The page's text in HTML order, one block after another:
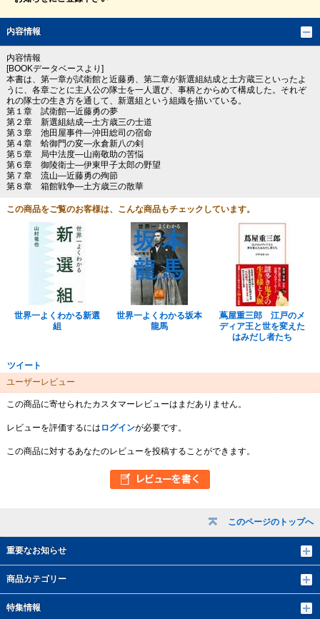
このページのトップへ
重要なお知らせ
商品カテゴリー
特集情報
内容情報
内容情報
[BOOKデータベースより]
本書は、第一章が試衛館と近藤勇、第二章が新選組結成と土方蔵三といったよ
うに、各章ごとに主人公の隊士を一人選び、事柄とからめて構成した。それぞ
れの隊士の生き方を通して、新選組という組織を描いている。
第１章 試衛館―近藤勇の夢
第２章 新選組結成―土方歳三の士道
第３章 池田屋事件―沖田総司の宿命
第４章 蛤御門の変―永倉新八の剣
第５章 局中法度―山南敬助の苦悩
第６章 御陵衛士―伊東甲子太郎の野望
第７章 流山―近藤勇の殉節
第８章 箱館戦争―土方歳三の散華
この商品をご覧のお客様は、こんな商品もチェックしています。
世界一よくわかる新選
組
世界一よくわかる坂本
龍馬
蔦屋重三郎 江戸のメ
ディア王と世を変えた
はみだし者たち
ツイート
ユーザーレビュー
この商品に寄せられたカスタマーレビューはまだありません。
レビューを評価するには ログインが必要です。
この商品に対するあなたのレビューを投稿することができます。